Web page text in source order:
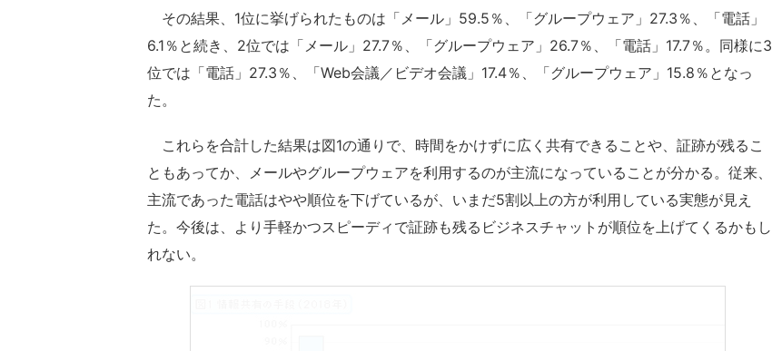
その結果、1位に挙げられたものは「メール」59.5％、「グループウェア」27.3％、「電話」
6.1％と続き、2位では「メール」27.7％、「グループウェア」26.7％、「電話」17.7％。同様に3
位では「電話」27.3％、「Web会議／ビデオ会議」17.4％、「グループウェア」15.8％となっ
た。
これらを合計した結果は図1の通りで、時間をかけずに広く共有できることや、証跡が残るこ
ともあってか、メールやグループウェアを利用するのが主流になっていることが分かる。従来、
主流であった電話はやや順位を下げているが、いまだ5割以上の方が利用している実態が見え
た。今後は、より手軽かつスピーディで証跡も残るビジネスチャットが順位を上げてくるかもし
れない。